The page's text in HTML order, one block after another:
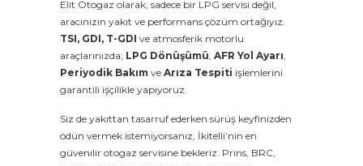
Elit Otogaz olarak; sadece bir LPG servisi değil,
aracınızın yakıt ve performans çözüm ortağıyız.
TSI, GDI, T-GDI ve atmosferik motorlu
araçlarınızda; LPG Dönüşümü, AFR Yol Ayarı,
Periyodik Bakım ve Arıza Tespiti işlemlerini
garantili işçilikle yapıyoruz.
Siz de yakıttan tasarruf ederken sürüş keyfinizden
ödün vermek istemiyorsanız, İkitelli’nin en
güvenilir otogaz servisine bekleriz. Prins, BRC,